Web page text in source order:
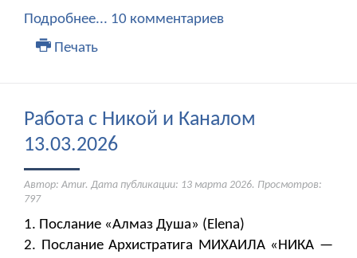
Подробнее... 10 комментариев
Печать
Работа с Никой и Каналом
13.03.2026
Автор: Amur. Дата публикации: 13 марта 2026. Просмотров:
797
1. Послание «Алмаз Душа» (Elena)
2. Послание Архистратига МИХАИЛА «НИКА —